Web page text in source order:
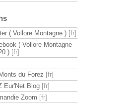
( Vollore Montagne )
( Vollore Montagne
)
du Forez
Eur'Net Blog
Zoom